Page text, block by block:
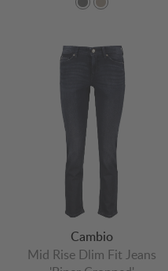
Cambio
Mid Rise Dlim Fit Jeans